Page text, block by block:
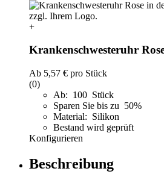
+
Krankenschwesteruhr
Ab 5,57 € pro Stück
(0)
Ab: 100 Stück
Sparen Sie bis zu 50%
Material: Silikon
Bestand wird geprüft
Konfigurieren
Beschreibung